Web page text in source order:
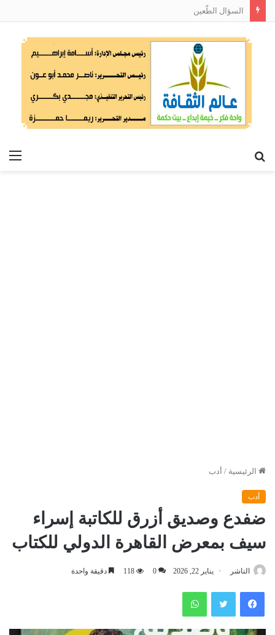
السؤال الطّعين
الرئيسية / أدب
أدب
ضفدع وصديق أزرق للكاتبة إسراء
سيف بمعرض القاهرة الدولي للكتاب
الناشر يناير 22, 2026 0
118 دقيقة واحدة
فيسبوك تويتر واتساب